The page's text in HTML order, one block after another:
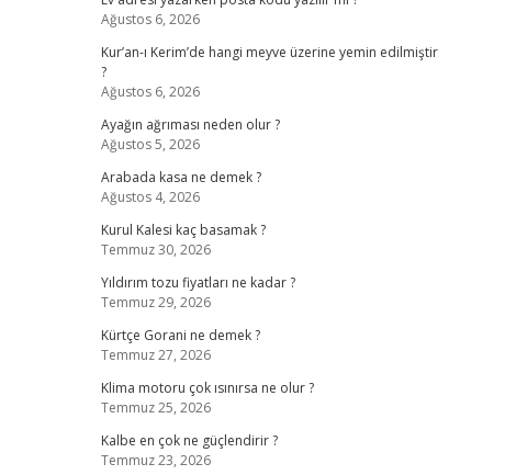
Ağustos 6, 2026
Kur’an-ı Kerim’de hangi meyve üzerine yemin edilmiştir
?
Ağustos 6, 2026
Ayağın ağrıması neden olur ?
Ağustos 5, 2026
Arabada kasa ne demek ?
Ağustos 4, 2026
Kurul Kalesi kaç basamak ?
Temmuz 30, 2026
Yıldırım tozu fiyatları ne kadar ?
Temmuz 29, 2026
Kürtçe Gorani ne demek ?
Temmuz 27, 2026
Klima motoru çok ısınırsa ne olur ?
Temmuz 25, 2026
Kalbe en çok ne güçlendirir ?
Temmuz 23, 2026